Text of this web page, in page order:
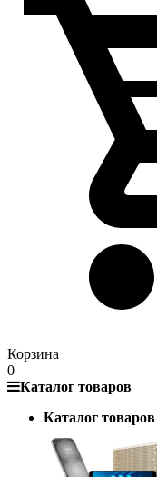
Корзина
0
Каталог товаров
Каталог товаров